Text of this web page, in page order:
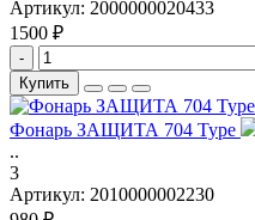
Артикул: 2000000020433
1500 ₽
-
Купить
Фонарь ЗАЩИТА 704 Type
..
3
Артикул: 2010000002230